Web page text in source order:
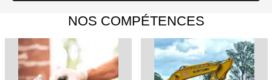
NOS COMPÉTENCES